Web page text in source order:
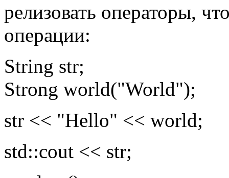
релизовать операторы,
операции:
String str;
Strong world("World");
str << "Hello" << world;
std::cout << str;